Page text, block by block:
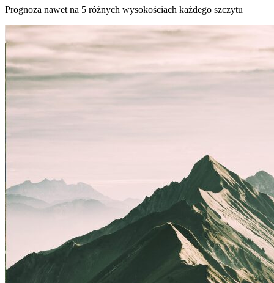
Prognoza nawet na 5 różnych wysokościach każdego szczytu